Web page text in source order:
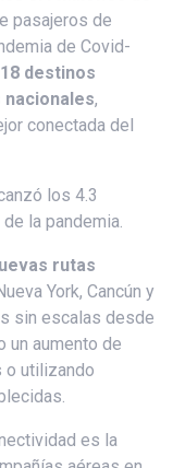
pasajeros de
de Covid-
18 destinos
nacionales,
conectada del
los 4.3
la pandemia.
rutas
York, Cancún y
sin escalas desde
un aumento de
o utilizando
es la